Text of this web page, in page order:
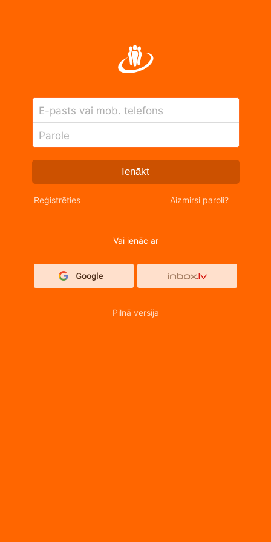
E-pasts vai mob. telefons
Parole
Ienākt
Reģistrēties Aizmirsi paroli?
Vai ienāc ar
Pilnā versija